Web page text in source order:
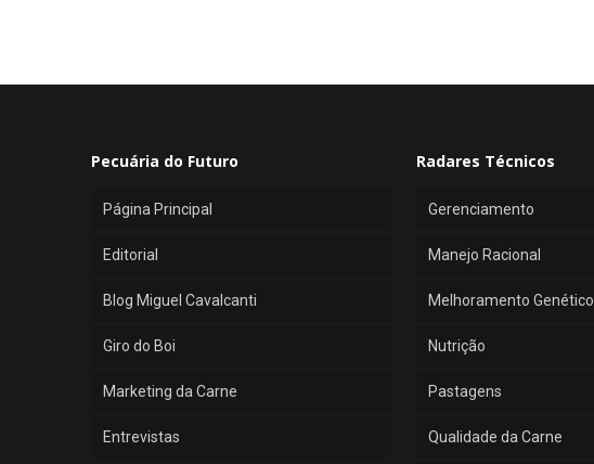
Pecuária do Futuro
Página Principal
Editorial
Blog Miguel Cavalcanti
Giro do Boi
Marketing da Carne
Entrevistas
Radares Técnicos
Gerenciamento
Manejo Racional
Melhoramento Genético
Nutrição
Pastagens
Qualidade da Carne